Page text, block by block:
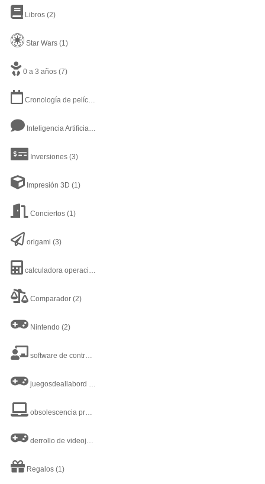
Libros (2)
Star Wars (1)
0 a 3 años (7)
Cronología de películas y series
Inteligencia Artificial (16)
Inversiones (3)
Impresión 3D (1)
Conciertos (1)
origami (3)
calculadora operaciones matematicas basicas
Comparador (2)
Nintendo (2)
software de control y administración escolar
juegosdeallabord
obsolescencia programada
derrollo de videojuegos
Regalos (1)